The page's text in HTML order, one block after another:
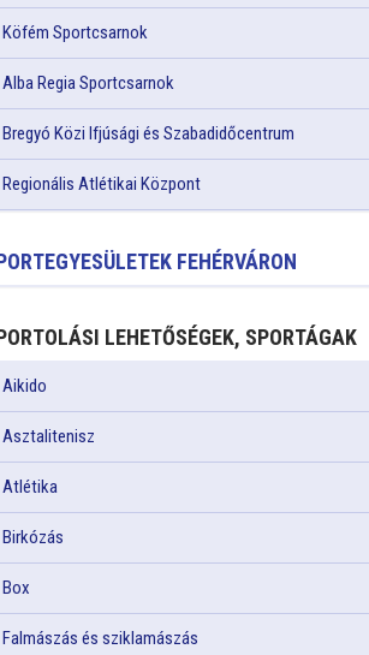
Köfém Sportcsarnok
Alba Regia Sportcsarnok
Bregyó Közi Ifjúsági és Szabadidőcentrum
Regionális Atlétikai Központ
FEHÉRVÁRON
LEHETŐSÉGEK, SPORTÁGAK
Aikido
Asztalitenisz
Atlétika
Birkózás
Box
Falmászás és sziklamászás